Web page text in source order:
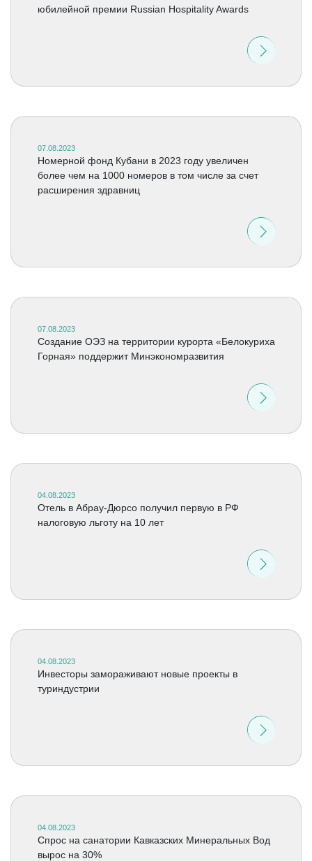
юбилейной премии Russian Hospitality Awards
07.08.2023
Номерной фонд Кубани в 2023 году увеличен
более чем на 1000 номеров в том числе за счет
расширения здравниц
07.08.2023
Создание ОЭЗ на территории курорта «Белокуриха
Горная» поддержит Минэкономразвития
04.08.2023
Отель в Абрау-Дюрсо получил первую в РФ
налоговую льготу на 10 лет
04.08.2023
Инвесторы замораживают новые проекты в
туриндустрии
04.08.2023
Спрос на санатории Кавказских Минеральных Вод
вырос на 30%